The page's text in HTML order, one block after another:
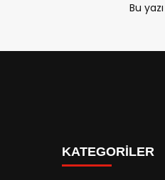
Bu
KATEGORİLER